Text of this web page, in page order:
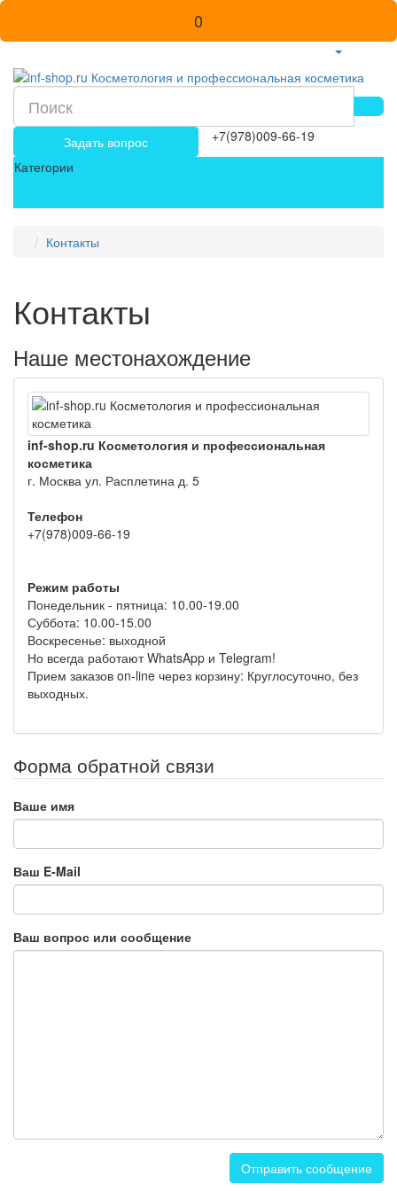
0
Задать вопрос
+7(978)009-66-19
Категории
Контакты
Контакты
Наше местонахождение
inf-shop.ru Косметология и профессиональная
косметика
г. Москва ул. Расплетина д. 5
Телефон
+7(978)009-66-19
Режим работы
Понедельник - пятница: 10.00-19.00
Суббота: 10.00-15.00
Воскресенье: выходной
Но всегда работают WhatsApp и Telegram!
Прием заказов on-line через корзину: Круглосуточно, без
выходных.
Форма обратной связи
Ваше имя
Ваш E-Mail
Ваш вопрос или сообщение